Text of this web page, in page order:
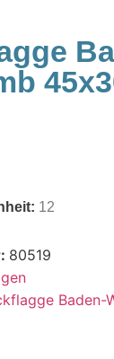
12
80519